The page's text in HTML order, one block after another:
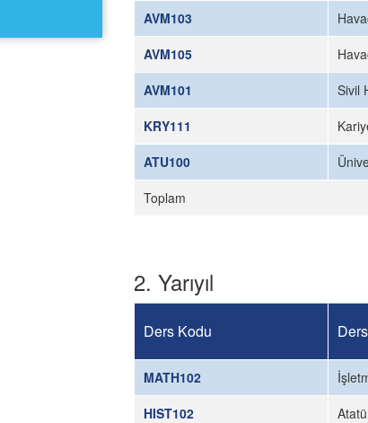
AVM103
AVM105
AVM101
Sivil
KRY111
ATU100
Toplam
2. Yarıyıl
Ders Kodu
MATH102
HIST102